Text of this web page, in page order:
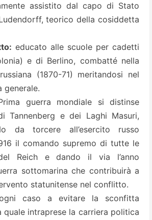
assistito dal capo di Stato
teorico della cosiddetta
educato alle scuole per cadetti
e di Berlino, combatté nella
(1870-71) meritandosi nel
generale.
guerra mondiale si distinse
Tannenberg e dei Laghi Masuri,
da torcere all’esercito russo
il comando supremo di tutte le
Reich e dando il via l’anno
sottomarina che contribuirà a
statunitense nel conflitto.
caso a evitare la sconfitta
quale intraprese la carriera politica